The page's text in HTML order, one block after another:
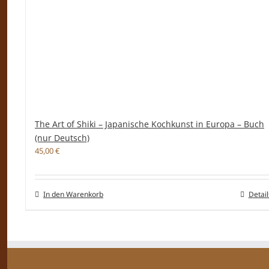
The Art of Shiki – Japanische Kochkunst in Europa – Buch
(nur Deutsch)
45,00€
In den Warenkorb